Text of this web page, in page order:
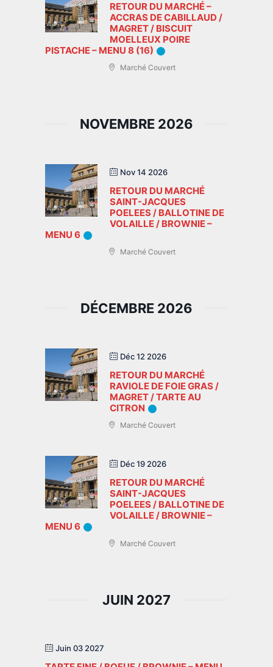
RETOUR DU MARCHÉ –
ACCRAS DE CABILLAUD /
MAGRET / BISCUIT
MOELLEUX POIRE
PISTACHE – MENU 8 (16)
Marché Couvert
NOVEMBRE 2026
Nov 14 2026
RETOUR DU MARCHÉ
SAINT-JACQUES
POELEES / BALLOTINE DE
VOLAILLE / BROWNIE –
MENU 6
Marché Couvert
DÉCEMBRE 2026
Déc 12 2026
RETOUR DU MARCHÉ
RAVIOLE DE FOIE GRAS /
MAGRET / TARTE AU
CITRON
Marché Couvert
Déc 19 2026
RETOUR DU MARCHÉ
SAINT-JACQUES
POELEES / BALLOTINE DE
VOLAILLE / BROWNIE –
MENU 6
Marché Couvert
JUIN 2027
Juin 03 2027